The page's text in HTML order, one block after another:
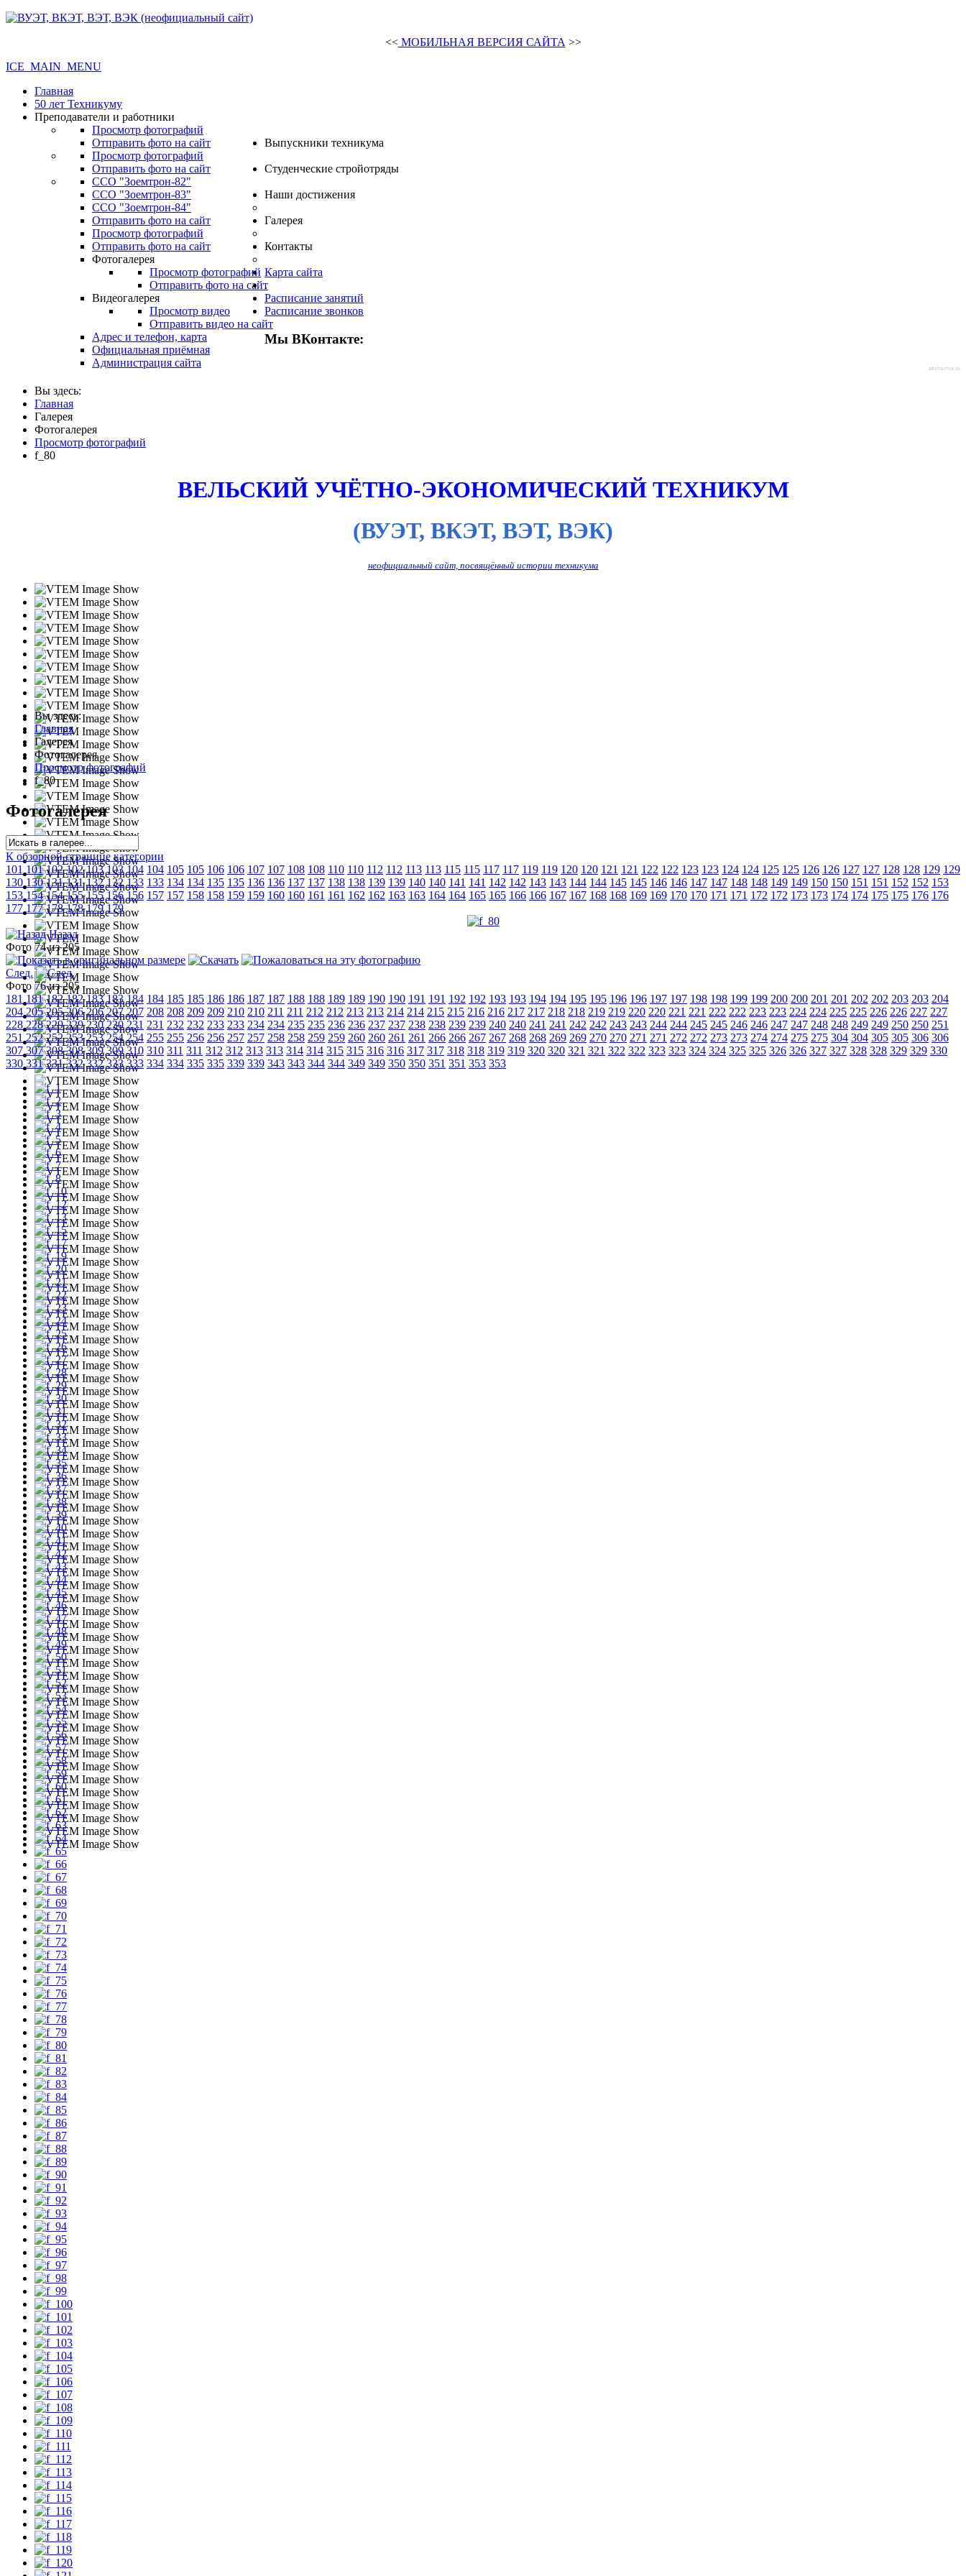
<<МОБИЛЬНАЯ ВЕРСИЯ САЙТА >>
ICE_MAIN_MENU
Главная
50 лет Техникуму
Преподаватели и работники
Просмотр фотографий
Отправить фото на сайт
Выпускники техникума
Просмотр фотографий
Отправить фото на сайт
Студенческие стройотряды
ССО "Зоемтрон-82"
ССО "Зоемтрон-83"
ССО "Зоемтрон-84"
Отправить фото на сайт
Наши достижения
Просмотр фотографий
Отправить фото на сайт
Галерея
Фотогалерея
Просмотр фотографий
Отправить фото на сайт
Видеогалерея
Просмотр видео
Отправить видео на сайт
Контакты
Адрес и телефон, карта
Официальная приёмная
Администрация сайта
Карта сайта
.
Расписание занятий
Расписание звонков
Мы ВКонтакте:
afisha-msk.ru
Вы здесь:
Главная
Галерея
Фотогалерея
Просмотр фотографий
f_80
ВЕЛЬСКИЙ УЧЁТНО-ЭКОНОМИЧЕСКИЙ ТЕХНИКУМ
(ВУЭТ, ВКЭТ, ВЭТ, ВЭК)
неофициальный сайт, посвящённый истории техникума
Вы здесь:
Главная
Галерея
Фотогалерея
Просмотр фотографий
f_80
Фотогалерея
К обзорной странице категории
101 101 102 102 103 103 104 104 105 105 106 106 107 107 108 108 110 110 112 112 113 113 115 115 117 117 119 119 120 120 121 121 122 122 123 123 124 124 125 125 126 126 127 127 128 128 129 129
130 130 131 131 132 132 133 133 134 134 135 135 136 136 137 137 138 138 139 139 140 140 141 141 142 142 143 143 144 144 145 145 146 146 147 147 148 148 149 149 150 150 151 151 152 152 153
153 154 154 155 155 156 156 157 157 158 158 159 159 160 160 161 161 162 162 163 163 164 164 165 165 166 166 167 167 168 168 169 169 170 170 171 171 172 172 173 173 174 174 175 175 176 176
177 177 178 178 179 179
Назад
Фото 74 из 205
След.
Фото 76 из 205
181 181 182 182 183 183 184 184 185 185 186 186 187 187 188 188 189 189 190 190 191 191 192 192 193 193 194 194 195 195 196 196 197 197 198 198 199 199 200 200 201 201 202 202 203 203 204
204 205 205 206 206 207 207 208 208 209 209 210 210 211 211 212 212 213 213 214 214 215 215 216 216 217 217 218 218 219 219 220 220 221 221 222 222 223 223 224 224 225 225 226 226 227 227
228 228 229 229 230 230 231 231 232 232 233 233 234 234 235 235 236 236 237 237 238 238 239 239 240 240 241 241 242 242 243 243 244 244 245 245 246 246 247 247 248 248 249 249 250 250 251
251 252 252 253 253 254 254 255 255 256 256 257 257 258 258 259 259 260 260 261 261 266 266 267 267 268 268 269 269 270 270 271 271 272 272 273 273 274 274 275 275 304 304 305 305 306 306
307 307 308 308 309 309 310 310 311 311 312 312 313 313 314 314 315 315 316 316 317 317 318 318 319 319 320 320 321 321 322 322 323 323 324 324 325 325 326 326 327 327 328 328 329 329 330
330 331 331 332 332 333 333 334 334 335 335 339 339 343 343 344 344 349 349 350 350 351 351 353 353